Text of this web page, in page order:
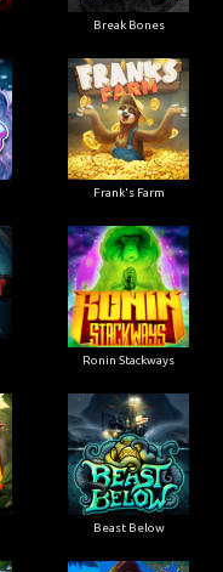
Break Bones
Frank's Farm
Ronin Stackways
Beast Below